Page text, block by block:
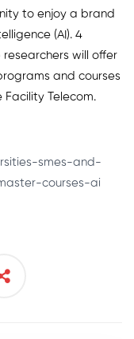
to enjoy a brand
(AI). 4
researchers will offer
and courses
Facility Telecom.
smes-and-
courses-ai